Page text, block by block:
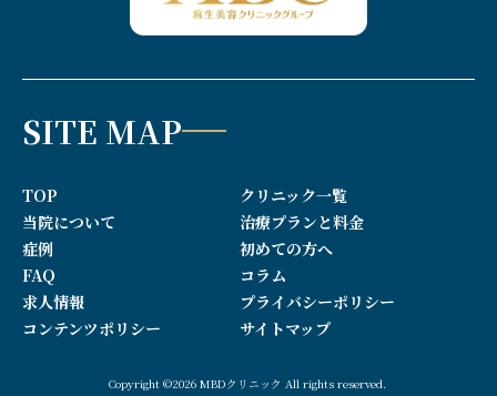
SITE MAP
TOP
クリニック一覧
当院について
治療プランと料金
症例
初めての方へ
FAQ
コラム
求人情報
プライバシーポリシー
コンテンツポリシー
サイトマップ
Copyright ©2026 MBDクリニック All rights reserved.